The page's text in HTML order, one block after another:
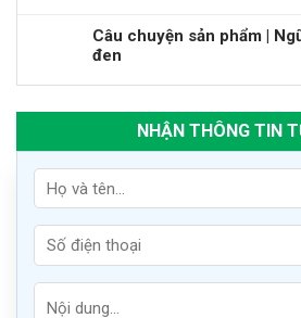
Câu chuyện sản phẩm |
đen
NHẬN THÔNG TIN